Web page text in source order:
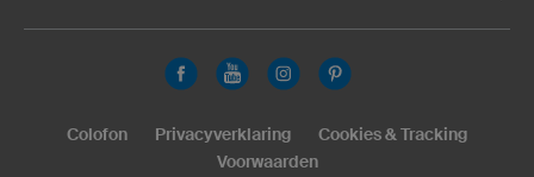
Colofon Privacyverklaring
Cookies & Tracking
Voorwaarden